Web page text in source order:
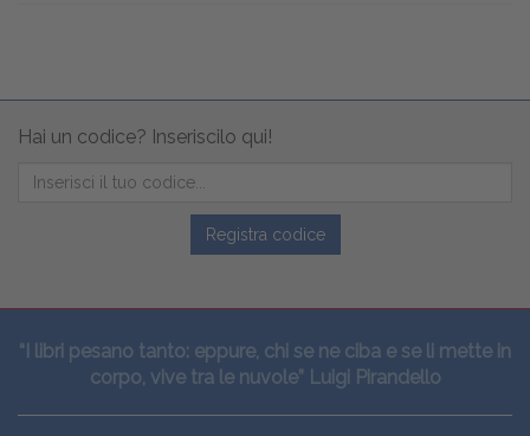
Hai un codice? Inseriscilo qui!
Registra codice
“I libri pesano tanto: eppure, chi se ne ciba e se li mette in
corpo, vive tra le nuvole” Luigi Pirandello